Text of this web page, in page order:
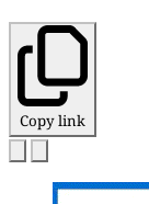
Copy link